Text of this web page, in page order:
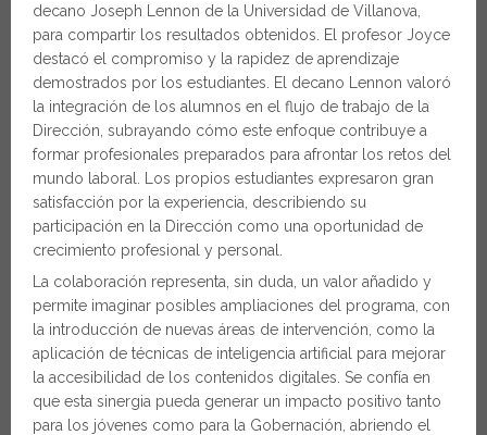
decano Joseph Lennon de la Universidad de Villanova,
para compartir los resultados obtenidos. El profesor Joyce
destacó el compromiso y la rapidez de aprendizaje
demostrados por los estudiantes. El decano Lennon valoró
la integración de los alumnos en el flujo de trabajo de la
Dirección, subrayando cómo este enfoque contribuye a
formar profesionales preparados para afrontar los retos del
mundo laboral. Los propios estudiantes expresaron gran
satisfacción por la experiencia, describiendo su
participación en la Dirección como una oportunidad de
crecimiento profesional y personal.
La colaboración representa, sin duda, un valor añadido y
permite imaginar posibles ampliaciones del programa, con
la introducción de nuevas áreas de intervención, como la
aplicación de técnicas de inteligencia artificial para mejorar
la accesibilidad de los contenidos digitales. Se confía en
que esta sinergia pueda generar un impacto positivo tanto
para los jóvenes como para la Gobernación, abriendo el